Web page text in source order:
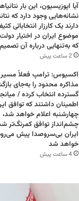
آیا اپوزیسیون، این بار
نشانه‌هایی وجود دارد که
دارند یک کارزار انتخاباتی
موضوع ایران در اختیار
که به‌تنهایی درباره آن
2 ساعت پیش
اکسیوس: ترامپ فعلاً
مذاکره محدود را به‌جای
گسترده انتخاب کرده /
اطمینان داشتند که توافق
چهارشنبه اعلام خواهد شد،
چشم‌انداز توافق کمرنگ‌تر
ایران بی‌سروصدا پیش
خواهد شد
4 ساعت پیش